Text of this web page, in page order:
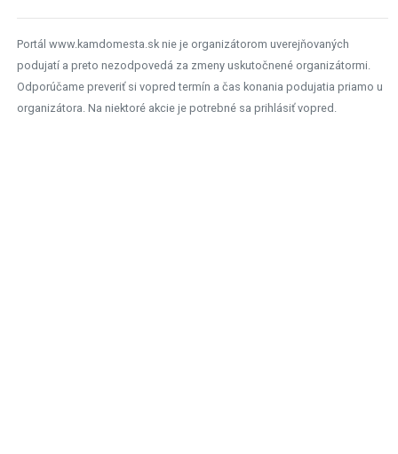
Portál www.kamdomesta.sk nie je organizátorom uverejňovaných
podujatí a preto nezodpovedá za zmeny uskutočnené organizátormi.
Odporúčame preveriť si vopred termín a čas konania podujatia priamo u
organizátora. Na niektoré akcie je potrebné sa prihlásiť vopred.